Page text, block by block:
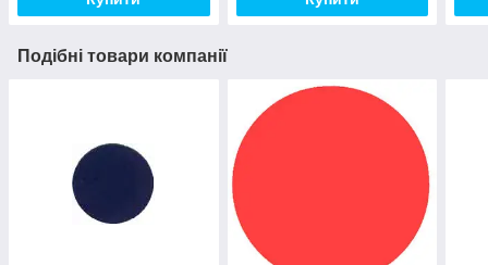
Подібні товари компанії